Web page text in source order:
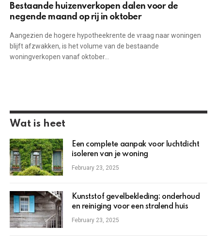
Bestaande huizenverkopen dalen voor de
negende maand op rij in oktober
Aangezien de hogere hypotheekrente de vraag naar woningen
blijft afzwakken, is het volume van de bestaande
woningverkopen vanaf oktober…
Wat is heet
Een complete aanpak voor luchtdicht
isoleren van je woning
February 23, 2025
Kunststof gevelbekleding: onderhoud
en reiniging voor een stralend huis
February 23, 2025